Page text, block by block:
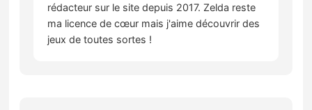
rédacteur sur le site depuis 2017. Zelda reste
ma licence de cœur mais j'aime découvrir des
jeux de toutes sortes !